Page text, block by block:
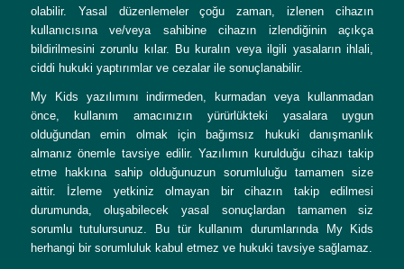
olabilir. Yasal düzenlemeler çoğu zaman, izlenen cihazın
kullanıcısına ve/veya sahibine cihazın izlendiğinin açıkça
bildirilmesini zorunlu kılar. Bu kuralın veya ilgili yasaların ihlali,
ciddi hukuki yaptırımlar ve cezalar ile sonuçlanabilir.
My Kids yazılımını indirmeden, kurmadan veya kullanmadan
önce, kullanım amacınızın yürürlükteki yasalara uygun
olduğundan emin olmak için bağımsız hukuki danışmanlık
almanız önemle tavsiye edilir. Yazılımın kurulduğu cihazı takip
etme hakkına sahip olduğunuzun sorumluluğu tamamen size
aittir. İzleme yetkiniz olmayan bir cihazın takip edilmesi
durumunda, oluşabilecek yasal sonuçlardan tamamen siz
sorumlu tutulursunuz. Bu tür kullanım durumlarında My Kids
herhangi bir sorumluluk kabul etmez ve hukuki tavsiye sağlamaz.